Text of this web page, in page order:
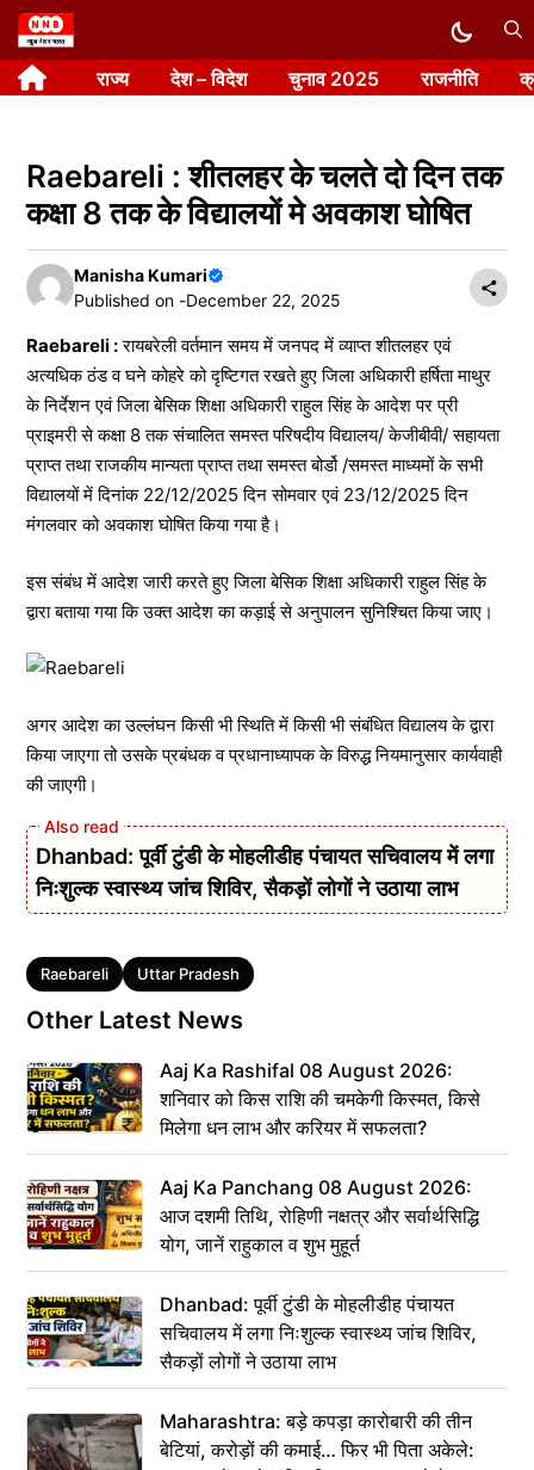
Skip
to
content राज्य देश – विदेश चुनाव 2025 राजनीति
Raebareli : शीतलहर के चलते दो दिन तक
कक्षा 8 तक के विद्यालयों मे अवकाश घोषित
Manisha Kumari
Published on -December 22, 2025
Raebareli :रायबरेली वर्तमान समय में जनपद में व्याप्त शीतलहर एवं
अत्यधिक ठंड व घने कोहरे को दृष्टिगत रखते हुए जिला अधिकारी हर्षिता माथुर
के निर्देशन एवं जिला बेसिक शिक्षा अधिकारी राहुल सिंह के आदेश पर प्री
प्राइमरी से कक्षा 8 तक संचालित समस्त परिषदीय विद्यालय/ केजीबीवी/ सहायता
प्राप्त तथा राजकीय मान्यता प्राप्त तथा समस्त बोर्डो /समस्त माध्यमों के सभी
विद्यालयों में दिनांक 22/12/2025 दिन सोमवार एवं 23/12/2025 दिन
मंगलवार को अवकाश घोषित किया गया है।
इस संबंध में आदेश जारी करते हुए जिला बेसिक शिक्षा अधिकारी राहुल सिंह के
द्वारा बताया गया कि उक्त आदेश का कड़ाई से अनुपालन सुनिश्चित किया जाए।
अगर आदेश का उल्लंघन किसी भी स्थिति में किसी भी संबंधित विद्यालय के द्वारा
किया जाएगा तो उसके प्रबंधक व प्रधानाध्यापक के विरुद्ध नियमानुसार कार्यवाही
की जाएगी।
Dhanbad: पूर्वी टुंडी के मोहलीडीह पंचायत सचिवालय में लगा
निःशुल्क स्वास्थ्य जांच शिविर, सैकड़ों लोगों ने उठाया लाभ
Tags
Raebareli Uttar Pradesh
Other Latest News
Aaj Ka Rashifal 08 August 2026:
शनिवार को किस राशि की चमकेगी किस्मत, किसे
मिलेगा धन लाभ और करियर में सफलता?
Aaj Ka Panchang 08 August 2026:
आज दशमी तिथि, रोहिणी नक्षत्र और सर्वार्थसिद्धि
योग, जानें राहुकाल व शुभ मुहूर्त
Dhanbad: पूर्वी टुंडी के मोहलीडीह पंचायत
सचिवालय में लगा निःशुल्क स्वास्थ्य जांच शिविर,
सैकड़ों लोगों ने उठाया लाभ
Maharashtra: बड़े कपड़ा कारोबारी की तीन
बेटियां, करोड़ों की कमाई… फिर भी पिता अकेले: